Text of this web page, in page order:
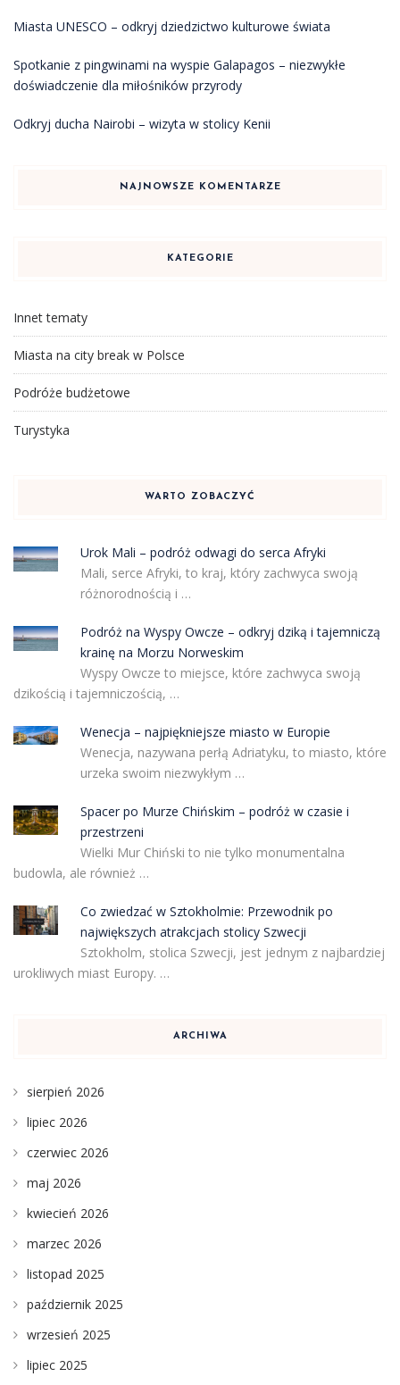
Miasta UNESCO – odkryj dziedzictwo kulturowe świata
Spotkanie z pingwinami na wyspie Galapagos – niezwykłe
doświadczenie dla miłośników przyrody
Odkryj ducha Nairobi – wizyta w stolicy Kenii
NAJNOWSZE KOMENTARZE
KATEGORIE
Innet tematy
Miasta na city break w Polsce
Podróże budżetowe
Turystyka
WARTO ZOBACZYĆ
Urok Mali – podróż odwagi do serca Afryki
Mali, serce Afryki, to kraj, który zachwyca swoją
różnorodnością i …
Podróż na Wyspy Owcze – odkryj dziką i tajemniczą
krainę na Morzu Norweskim
Wyspy Owcze to miejsce, które zachwyca swoją
dzikością i tajemniczością, …
Wenecja – najpiękniejsze miasto w Europie
Wenecja, nazywana perłą Adriatyku, to miasto, które
urzeka swoim niezwykłym …
Spacer po Murze Chińskim – podróż w czasie i
przestrzeni
Wielki Mur Chiński to nie tylko monumentalna
budowla, ale również …
Co zwiedzać w Sztokholmie: Przewodnik po
największych atrakcjach stolicy Szwecji
Sztokholm, stolica Szwecji, jest jednym z najbardziej
urokliwych miast Europy. …
ARCHIWA
sierpień 2026
lipiec 2026
czerwiec 2026
maj 2026
kwiecień 2026
marzec 2026
listopad 2025
październik 2025
wrzesień 2025
lipiec 2025